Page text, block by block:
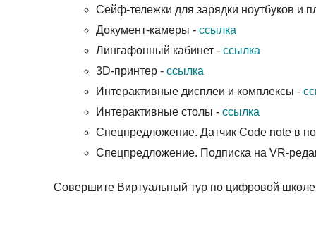
Сейф-тележки для зарядки ноутбуков и
Документ-камеры - ссылка
Лингафонный кабинет - ссылка
3D-принтер - ссылка
Интерактивные дисплеи и комплексы -
Интерактивные столы - ссылка
Спецпредложение. Датчик Code note в
Спецпредложение. Подписка на VR-
Совершите Виртуальный тур по цифровой